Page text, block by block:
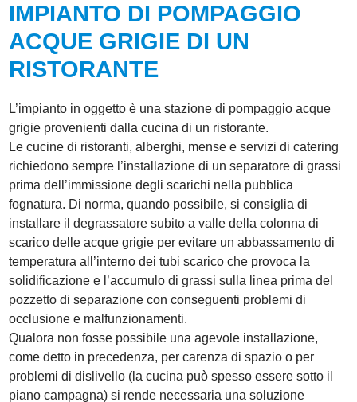
IMPIANTO DI POMPAGGIO
ACQUE GRIGIE DI UN
RISTORANTE
L’impianto in oggetto è una stazione di pompaggio acque
grigie provenienti dalla cucina di un ristorante.
Le cucine di ristoranti, alberghi, mense e servizi di catering
richiedono sempre l’installazione di un separatore di grassi
prima dell’immissione degli scarichi nella pubblica
fognatura. Di norma, quando possibile, si consiglia di
installare il degrassatore subito a valle della colonna di
scarico delle acque grigie per evitare un abbassamento di
temperatura all’interno dei tubi scarico che provoca la
solidificazione e l’accumulo di grassi sulla linea prima del
pozzetto di separazione con conseguenti problemi di
occlusione e malfunzionamenti.
Qualora non fosse possibile una agevole installazione,
come detto in precedenza, per carenza di spazio o per
problemi di dislivello (la cucina può spesso essere sotto il
piano campagna) si rende necessaria una soluzione